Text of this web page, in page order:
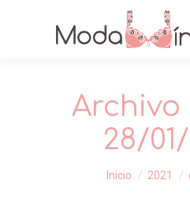
Archivo
28/
Inicio 2021